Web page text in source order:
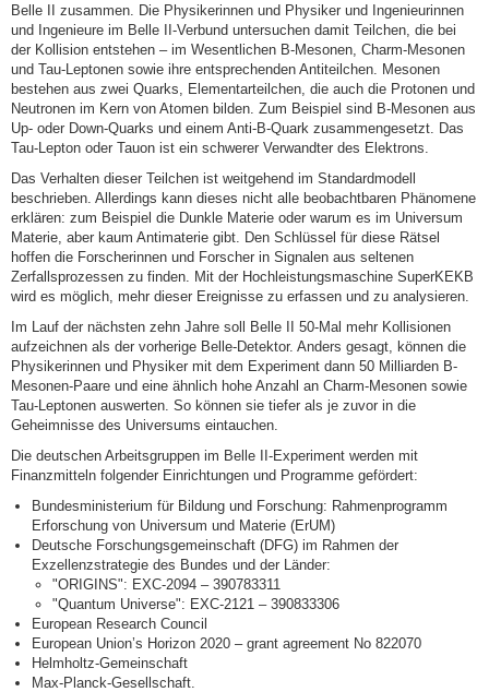
Belle II zusammen. Die Physikerinnen und Physiker und Ingenieurinnen
und Ingenieure im Belle II-Verbund untersuchen damit Teilchen, die bei
der Kollision entstehen – im Wesentlichen B-Mesonen, Charm-Mesonen
und Tau-Leptonen sowie ihre entsprechenden Antiteilchen. Mesonen
bestehen aus zwei Quarks, Elementarteilchen, die auch die Protonen und
Neutronen im Kern von Atomen bilden. Zum Beispiel sind B-Mesonen aus
Up- oder Down-Quarks und einem Anti-B-Quark zusammengesetzt. Das
Tau-Lepton oder Tauon ist ein schwerer Verwandter des Elektrons.
Das Verhalten dieser Teilchen ist weitgehend im Standardmodell
beschrieben. Allerdings kann dieses nicht alle beobachtbaren Phänomene
erklären: zum Beispiel die Dunkle Materie oder warum es im Universum
Materie, aber kaum Antimaterie gibt. Den Schlüssel für diese Rätsel
hoffen die Forscherinnen und Forscher in Signalen aus seltenen
Zerfallsprozessen zu finden. Mit der Hochleistungsmaschine SuperKEKB
wird es möglich, mehr dieser Ereignisse zu erfassen und zu analysieren.
Im Lauf der nächsten zehn Jahre soll Belle II 50-Mal mehr Kollisionen
aufzeichnen als der vorherige Belle-Detektor. Anders gesagt, können die
Physikerinnen und Physiker mit dem Experiment dann 50 Milliarden B-
Mesonen-Paare und eine ähnlich hohe Anzahl an Charm-Mesonen sowie
Tau-Leptonen auswerten. So können sie tiefer als je zuvor in die
Geheimnisse des Universums eintauchen.
Die deutschen Arbeitsgruppen im Belle II-Experiment werden mit
Finanzmitteln folgender Einrichtungen und Programme gefördert:
Bundesministerium für Bildung und Forschung: Rahmenprogramm
Erforschung von Universum und Materie (ErUM)
Deutsche Forschungsgemeinschaft (DFG) im Rahmen der
Exzellenzstrategie des Bundes und der Länder:
"ORIGINS": EXC-2094 – 390783311
"Quantum Universe": EXC-2121 – 390833306
European Research Council
European Union’s Horizon 2020 – grant agreement No 822070
Helmholtz-Gemeinschaft
Max-Planck-Gesellschaft.